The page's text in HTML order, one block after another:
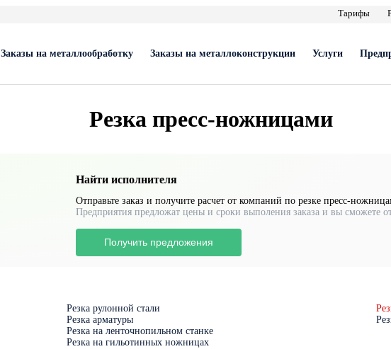
Тарифы
Заказы на металлообработку Заказы на металлоконструкции Услуги
Резка пресс-ножницами
Найти исполнителя
Отправьте заказ и получите расчет от компаний по резке пресс-
Предприятия предложат цены и сроки выполения заказа и вы сможете
Получить предложения
Резка рулонной стали
Резка арматуры
Резка на ленточнопильном станке
Резка на гильотинных ножницах